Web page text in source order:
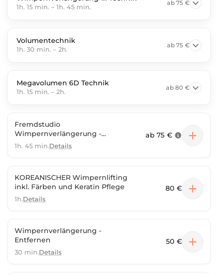
1h. 15 min. – 1h. 45 min.
ab75 €
Volumentechnik
1h. 30 min. – 2h.
ab75 €
Megavolumen 6D Technik
1h. 15 min. – 2h.
ab80 €
Fremdstudio
Wimpernverlängerung -
Auffüllen Volumentechnik UV
1h. 45 min.Details
ab 75 €
KOREANISCHER Wimpernlifting
inkl. Färben und Keratin Pflege
1h.Details
80 €
Wimpernverlängerung -
Entfernen
30 min.Details
50 €